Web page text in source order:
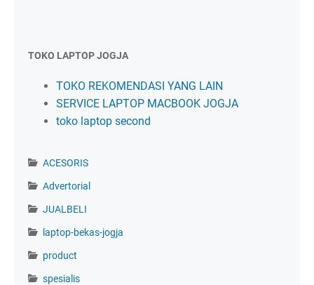
TOKO LAPTOP JOGJA
TOKO REKOMENDASI YANG LAIN
SERVICE LAPTOP MACBOOK JOGJA
toko laptop second
ACESORIS
Advertorial
JUALBELI
laptop-bekas-jogja
product
spesialis